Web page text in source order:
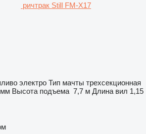
ричтрак Still FM-X17
электро Тип мачты трехсекционная
мм Высота подъема 7,7 м Длина вил 1,15